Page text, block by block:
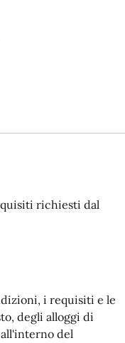
richiesti dal
i requisiti e le
degli alloggi di
all'interno del